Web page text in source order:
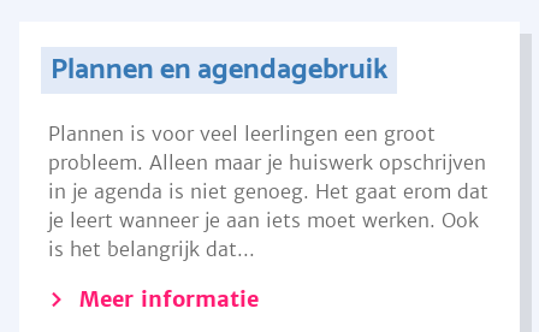
Plannen en agendagebruik
Plannen is voor veel leerlingen een groot
probleem. Alleen maar je huiswerk opschrijven
in je agenda is niet genoeg. Het gaat erom dat
je leert wanneer je aan iets moet werken. Ook
is het belangrijk dat...
Meer informatie